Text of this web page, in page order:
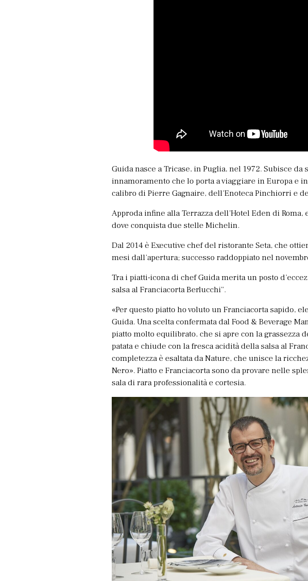
Guida nasce a Tricase, in Puglia, nel 1972. Subisce
innamoramento che lo porta a viaggiare in Europa e
calibro di Pierre Gagnaire, dell’Enoteca Pinchiorri e
Approda infine alla Terrazza dell’Hotel Eden di
dove conquista due stelle Michelin.
Dal 2014 è Executive chef del ristorante Seta, che
mesi dall’apertura; successo raddoppiato nel
Tra i piatti-icona di chef Guida merita un posto
salsa al Franciacorta Berlucchi”.
«Per questo piatto ho voluto un Franciacorta sapido,
Guida. Una scelta confermata dal Food & Beverage
piatto molto equilibrato, che si apre con la grassezza
patata e chiude con la fresca acidità della salsa al
completezza è esaltata da Nature, che unisce la
Nero». Piatto e Franciacorta sono da provare nelle
sala di rara professionalità e cortesia.